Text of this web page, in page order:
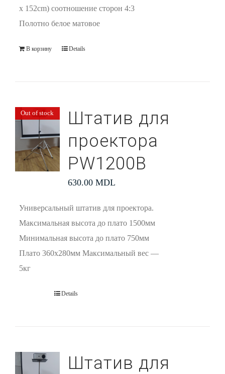
x 152cm) соотношение сторон 4:3
Полотно белое матовое
В корзину Details
Out of stock
Штатив для
проектора
PW1200В
630.00 MDL
Универсальный штатив для проектора.
Максимальная высота до плато 1500мм
Минимальная высота до плато 750мм
Плато 360х280мм Максимальный вес —
5кг
Details
Штатив для